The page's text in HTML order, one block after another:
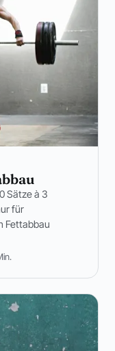
Sätze à 3
für
Fettabbau